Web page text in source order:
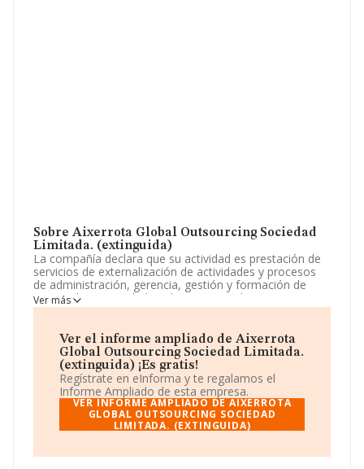
Sobre Aixerrota Global Outsourcing Sociedad
Limitada. (extinguida)
La compañía declara que su actividad es prestación de
servicios de externalización de actividades y procesos
de administración, gerencia, gestión y formación de
personal. La sociedad está inscrita en el Registro
Mercantil como Sociedad Limitada. Su CNAE
no tiene actividad en mercados exteriores.
La compañíaAixerrota Global Outsourcing
Sociedad Limitada. (extinguida), con NIF
B95897781, se encuentra en Calle Gran Via Diego López
De Haro núm. 81 Piso 8 Dpto 1, (48011), en el municipio
de Bilbao, en Vizcaya, País Vasco.
hasta 7.070 empresas, a nivel nacional la facturación
Ver más
Ver el informe ampliado de Aixerrota
Global Outsourcing Sociedad Limitada.
(extinguida) ¡Es gratis!
Regístrate en eInforma y te regalamos el
Informe Ampliado de esta empresa.
VER INFORME AMPLIADO DE AIXERROTA
GLOBAL OUTSOURCING SOCIEDAD
LIMITADA. (EXTINGUIDA)